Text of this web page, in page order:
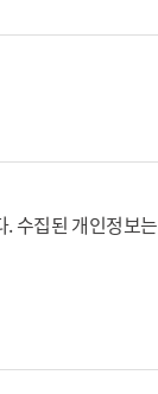
부여하는 고유
한 고유의 문자
바에 따르며, 그
공한 전자우편
회원이 등록한
부터 7일 이후
락처
집된 개인정보